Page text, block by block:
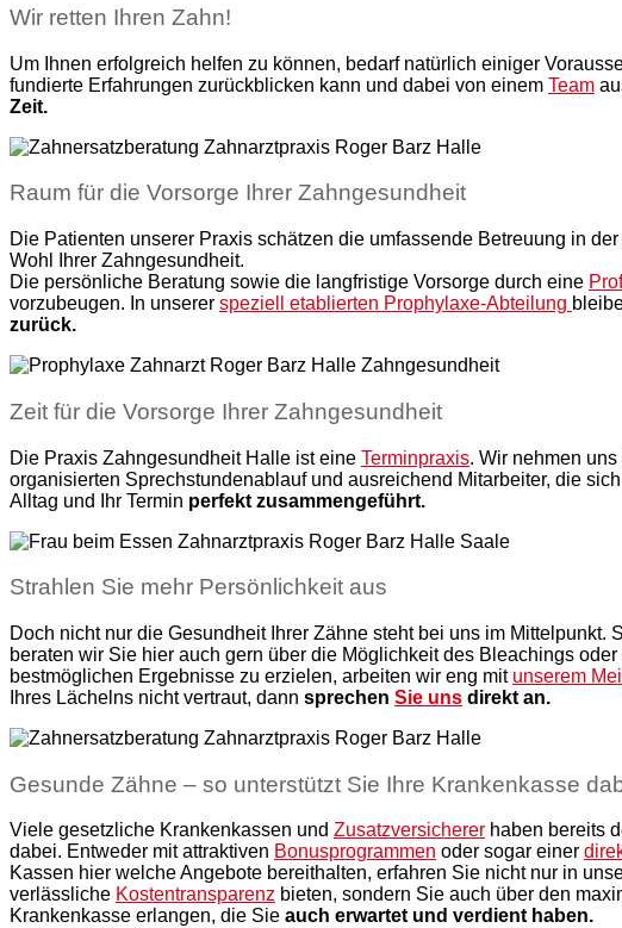
Wir retten Ihren Zahn!
Um Ihnen erfolgreich helfen zu können, bedarf natürlich einiger
fundierte Erfahrungen zurückblicken kann und dabei von einem Team
Zeit.
Raum für die Vorsorge Ihrer Zahngesundheit
Die Patienten unserer Praxis schätzen die umfassende Betreuung in
Wohl Ihrer Zahngesundheit.
Die persönliche Beratung sowie die langfristige Vorsorge durch eine
vorzubeugen. In unserer speziell etablierten Prophylaxe-Abteilung
zurück.
Zeit für die Vorsorge Ihrer Zahngesundheit
Die Praxis Zahngesundheit Halle ist eine Terminpraxis. Wir nehmen
organisierten Sprechstundenablauf und ausreichend Mitarbeiter, die
Alltag und Ihr Termin perfekt zusammengeführt.
Strahlen Sie mehr Persönlichkeit aus
Doch nicht nur die Gesundheit Ihrer Zähne steht bei uns im
beraten wir Sie hier auch gern über die Möglichkeit des Bleachings
bestmöglichen Ergebnisse zu erzielen, arbeiten wir eng mit unserem
Ihres Lächelns nicht vertraut, dann sprechen Sie uns direkt an.
Gesunde Zähne – so unterstützt Sie Ihre Krankenkasse
Viele gesetzliche Krankenkassen und Zusatzversicherer haben bereits
dabei. Entweder mit attraktiven Bonusprogrammen oder sogar einer
Kassen hier welche Angebote bereithalten, erfahren Sie nicht nur in
verlässliche Kostentransparenz bieten, sondern Sie auch über den
Krankenkasse erlangen, die Sie auch erwartet und verdient haben.